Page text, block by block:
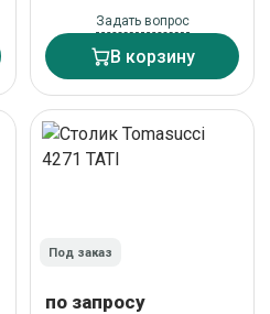
Задать вопрос
В корзину
Под заказ
по запросу